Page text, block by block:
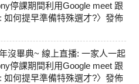
停課期間利用Google meet 跟
如何提早準備特殊選才?〉發佈
沒畢典~ 線上直播: 一家人一起
停課期間利用Google meet 跟
如何提早準備特殊選才?〉發佈